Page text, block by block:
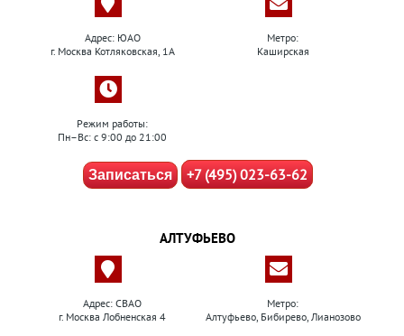
Адрес: ЮАО
г. Москва Котляковская, 1А
Метро:
Каширская
Режим работы:
Пн–Вс: с 9:00 до 21:00
Записаться +7 (495) 023-63-62
АЛТУФЬЕВО
Адрес: СВАО
г. Москва Лобненская 4
Метро:
Алтуфьево, Бибирево, Лианозово